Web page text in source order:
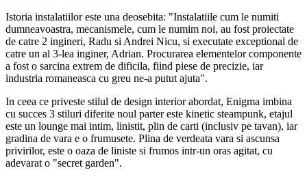
Istoria instalatiilor este una deosebita: "Instalatiile cum le numiti
dumneavoastra, mecanismele, cum le numim noi, au fost proiectate
de catre 2 ingineri, Radu si Andrei Nicu, si executate exceptional de
catre un al 3-lea inginer, Adrian. Procurarea elementelor componente
a fost o sarcina extrem de dificila, fiind piese de precizie, iar
industria romaneasca cu greu ne-a putut ajuta".
In ceea ce priveste stilul de design interior abordat, Enigma imbina
cu succes 3 stiluri diferite noul parter este kinetic steampunk, etajul
este un lounge mai intim, linistit, plin de carti (inclusiv pe tavan), iar
gradina de vara e o frumusete. Plina de verdeata vara si ascunsa
privirilor, este o oaza de liniste si frumos intr-un oras agitat, cu
adevarat o "secret garden".